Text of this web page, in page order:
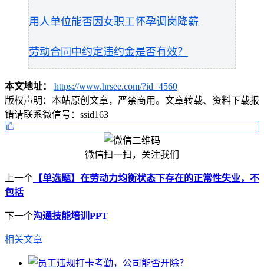
用人单位能否因女职工怀孕调岗降薪
劳动合同中约定违约金是否有效？
本文地址：
https://www.hrsee.com/?id=4560
版权声明： 本站原创文章，严禁商用。文章转载、资料下载报
错请联系微信号：ssid163
微信扫一扫，关注我们
上一个 【单选题】在劳动力均衡状态下存在的正常性失业，不
包括
下一个沟通技能培训PPT
相关文章